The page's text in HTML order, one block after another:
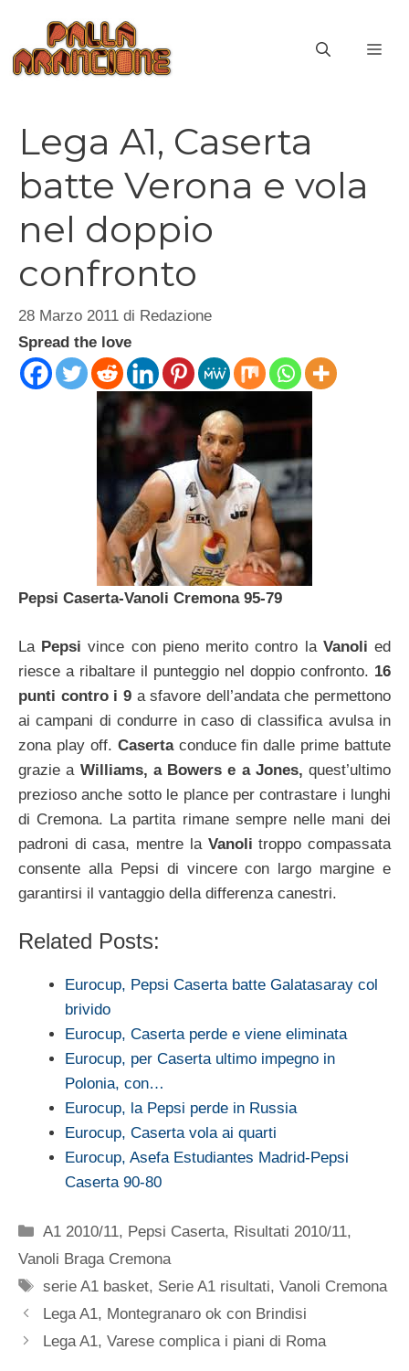
contenuto
Lega A1, Caserta
batte Verona e vola
nel doppio
confronto
28 Marzo 2011 di Redazione
Spread the love
Pepsi Caserta-Vanoli Cremona 95-79
La Pepsivince con pieno merito contro la Vanolied
riesce a ribaltare il punteggio nel doppio confronto. 16
punti contro i 9 a sfavore dell’andata che permettono
ai campani di condurre in caso di classifica avulsa in
zona play off. Caserta conduce fin dalle prime battute
grazie a Williams, a Bowers e a Jones, quest’ultimo
prezioso anche sotto le plance per contrastare i lunghi
di Cremona. La partita rimane sempre nelle mani dei
padroni di casa, mentre la Vanolitroppo compassata
consente alla Pepsi di vincere con largo margine e
garantirsi il vantaggio della differenza canestri.
Related Posts:
Eurocup, Pepsi Caserta batte Galatasaray col
brivido
Eurocup, Caserta perde e viene eliminata
Eurocup, per Caserta ultimo impegno in
Polonia, con…
Eurocup, la Pepsi perde in Russia
Eurocup, Caserta vola ai quarti
Eurocup, Asefa Estudiantes Madrid-Pepsi
Caserta 90-80
Categorie
A1 2010/11, Pepsi Caserta, Risultati 2010/11,
Vanoli Braga Cremona
Tag
serie A1 basket, Serie A1 risultati,Vanoli Cremona
Lega A1, Montegranaro ok con Brindisi
Lega A1, Varese complica i piani di Roma